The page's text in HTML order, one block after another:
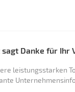
Danke für Ihr
leistungsstarken